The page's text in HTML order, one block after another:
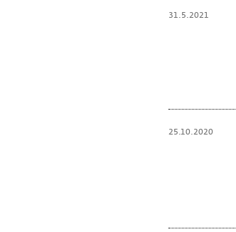
31.5.2021
25.10.2020